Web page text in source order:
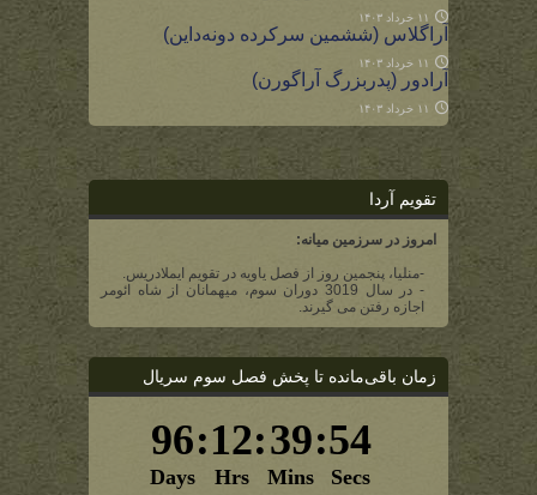
۱۱ خرداد ۱۴۰۳
آراگلاس (ششمین سرکرده دونه‌داین)
۱۱ خرداد ۱۴۰۳
آرادور (پدربزرگ آراگورن)
۱۱ خرداد ۱۴۰۳
تقویم آردا
امروز در سرزمین میانه:
-منلیا، پنجمین روز از فصل یاویه در تقویم ایملادریس.
- در سال 3019 دوران سوم، میهمانان از شاه ائومر
اجازه رفتن می گیرند.
زمان باقی‌مانده تا پخش فصل سوم سریال